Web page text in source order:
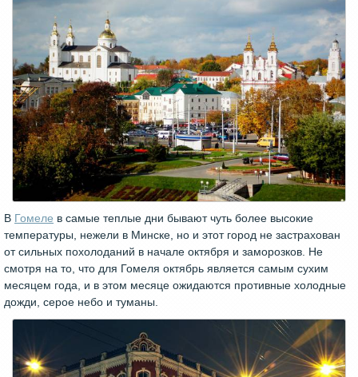
В Гомеле в самые теплые дни бывают чуть более высокие
температуры, нежели в Минске, но и этот город не застрахован
от сильных похолоданий в начале октября и заморозков. Не
смотря на то, что для Гомеля октябрь является самым сухим
месяцем года, и в этом месяце ожидаются противные холодные
дожди, серое небо и туманы.